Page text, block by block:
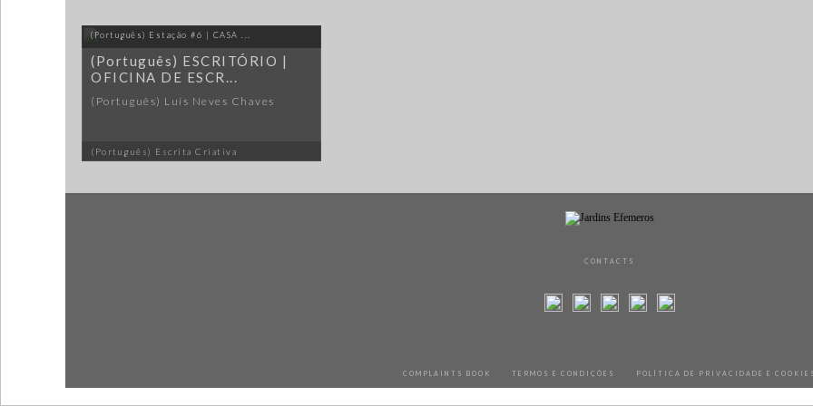
(Português) Estação #6 | CASA ...
(Português) ESCRITÓRIO |
OFICINA DE ESCR...
(Português) Luís Neves Chaves
(Português) Escrita Criativa
CONTACTS
COMPLAINTS BOOK TERMOS E CONDIÇÕES POLÍTICA DE PRIVACIDADE E